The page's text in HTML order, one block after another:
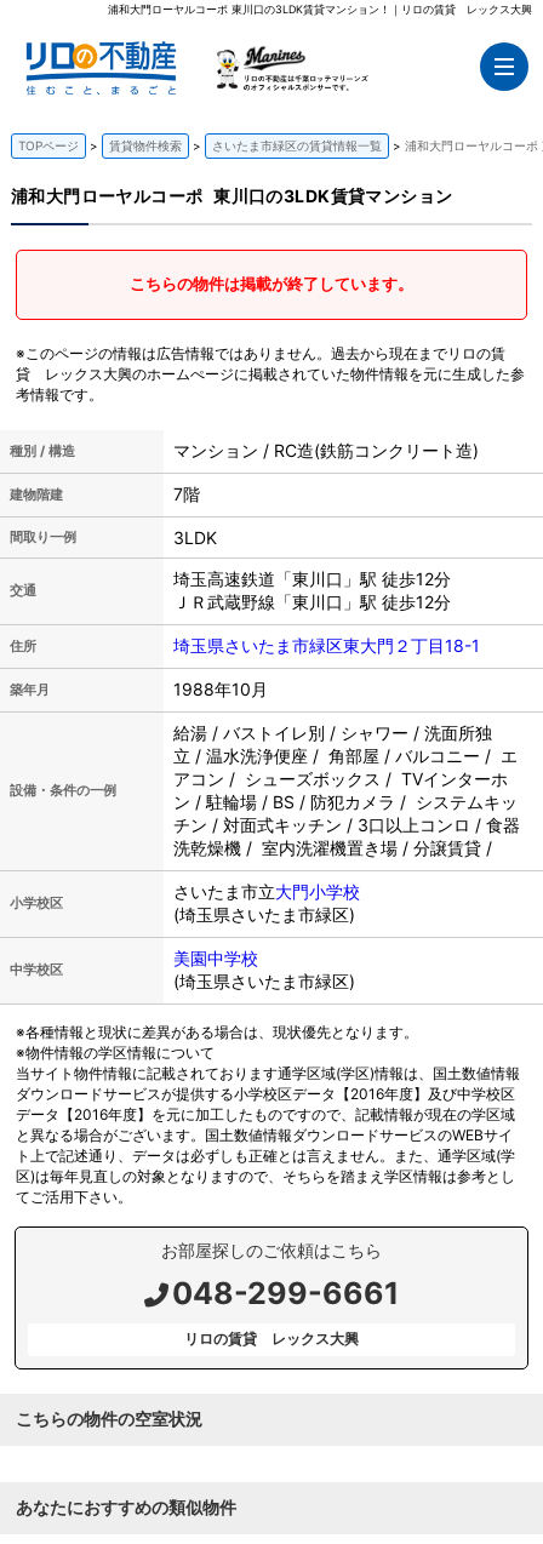
浦和大門ローヤルコーポ 東川口の3LDK賃貸マンション！｜リロの賃貸 レックス大興
TOPページ 賃貸物件検索 さいたま市緑区の賃貸情報一覧 浦和大門ローヤルコー
浦和大門ローヤルコーポ 東川口の3LDK賃貸マンション
こちらの物件は掲載が終了しています。
※このページの情報は広告情報ではありません。過去から現在までリロの賃
貸 レックス大興のホームぺージに掲載されていた物件情報を元に生成した参
考情報です。
種別 / 構造 マンション / RC造(鉄筋コンクリート造)
建物階建 7階
間取り一例 3LDK
交通
埼玉高速鉄道「東川口」駅 徒歩12分
ＪＲ武蔵野線「東川口」駅 徒歩12分
住所 埼玉県さいたま市緑区東大門２丁目18-1
築年月 1988年10月
設備・条件の一例
給湯 / バストイレ別 / シャワー / 洗面所独
立 / 温水洗浄便座 / 角部屋 / バルコニー / エ
アコン / シューズボックス / TVインターホ
ン / 駐輪場 / BS / 防犯カメラ / システムキッ
チン / 対面式キッチン / 3口以上コンロ / 食器
洗乾燥機 / 室内洗濯機置き場 / 分譲賃貸 /
小学校区
さいたま市立大門小学校
(埼玉県さいたま市緑区)
中学校区
美園中学校
(埼玉県さいたま市緑区)
※各種情報と現状に差異がある場合は、現状優先となります。
※物件情報の学区情報について
当サイト物件情報に記載されております通学区域(学区)情報は、国土数値情報
ダウンロードサービスが提供する小学校区データ【2016年度】及び中学校区
データ【2016年度】を元に加工したものですので、記載情報が現在の学区域
と異なる場合がございます。国土数値情報ダウンロードサービスのWEBサイ
ト上で記述通り、データは必ずしも正確とは言えません。また、通学区域(学
区)は毎年見直しの対象となりますので、そちらを踏まえ学区情報は参考とし
てご活用下さい。
お部屋探しのご依頼はこちら
048-299-6661
リロの賃貸 レックス大興
こちらの物件の空室状況
あなたにおすすめの類似物件